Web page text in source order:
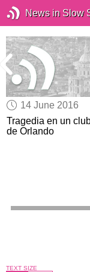
News in Slow
14 June 2016
Tragedia en un
de Orlando
TEXT SIZE